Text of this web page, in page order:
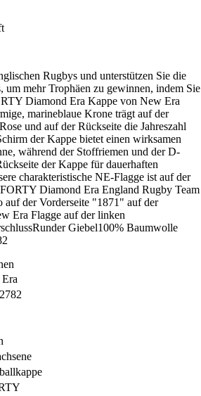
Rugbys und unterstützen Sie die
um mehr Trophäen zu gewinnen, indem Sie
Diamond Era Kappe von New Era
marineblaue Krone trägt auf der
und auf der Rückseite die Jahreszahl
der Kappe bietet einen wirksamen
während der Stoffriemen und der D-
der Kappe für dauerhaften
charakteristische NE-Flagge ist auf der
Diamond Era England Rugby Team
auf der Vorderseite "1871" auf der
Era Flagge auf der linken
Giebel100% Baumwolle